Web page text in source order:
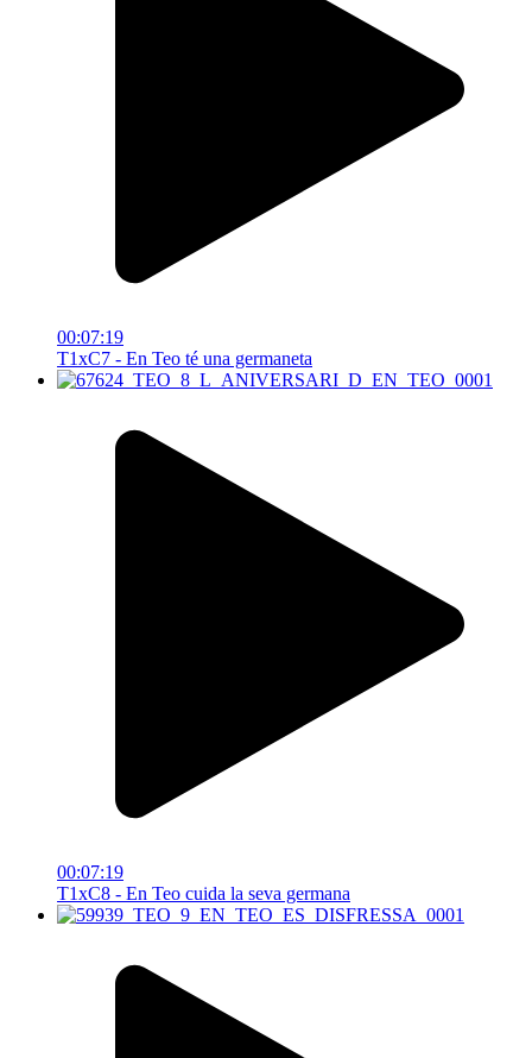
00:07:19
T1xC7 - En Teo té una germaneta
00:07:19
T1xC8 - En Teo cuida la seva germana